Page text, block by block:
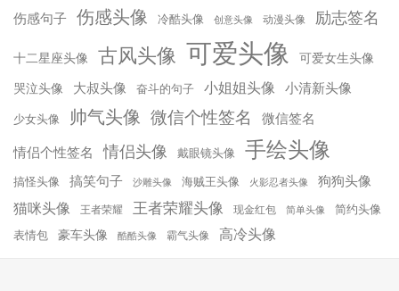
伤感句子 伤感头像 冷酷头像 创意头像 动漫头像 励志签名
十二星座头像 古风头像 可爱头像 可爱女生头像
哭泣头像 大叔头像 奋斗的句子 小姐姐头像 小清新头像
少女头像 帅气头像 微信个性签名 微信签名
情侣个性签名 情侣头像 戴眼镜头像 手绘头像
搞怪头像 搞笑句子 沙雕头像 海贼王头像 火影忍者头像 狗狗头像
猫咪头像 王者荣耀 王者荣耀头像 现金红包 简单头像 简约头像
表情包 豪车头像 酷酷头像 霸气头像 高冷头像